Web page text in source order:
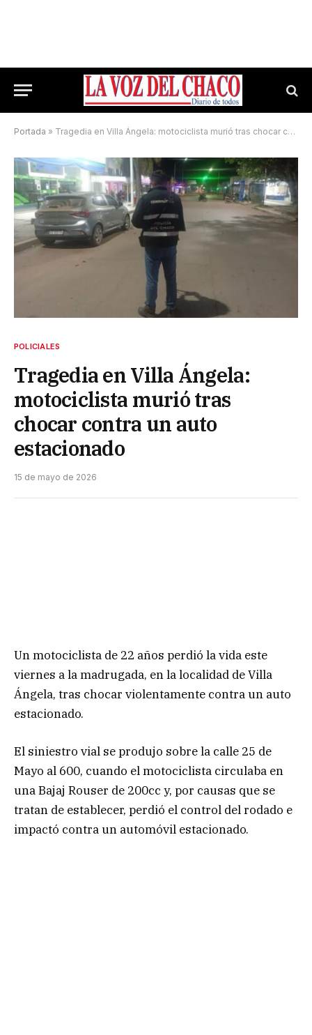
Portada » Tragedia en Villa Ángela: motociclista murió tras chocar contra un auto estacionado
POLICIALES
Tragedia en Villa Ángela:
motociclista murió tras
chocar contra un auto
estacionado
15 de mayo de 2026
Un motociclista de 22 años perdió la vida este
viernes a la madrugada, en la localidad de Villa
Ángela, tras chocar violentamente contra un auto
estacionado.
El siniestro vial se produjo sobre la calle 25 de
Mayo al 600, cuando el motociclista circulaba en
una Bajaj Rouser de 200cc y, por causas que se
tratan de establecer, perdió el control del rodado e
impactó contra un automóvil estacionado.